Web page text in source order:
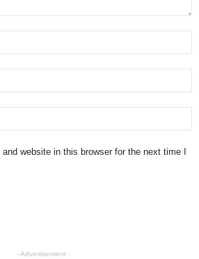
website in this browser for the next time I
- Advertisement -